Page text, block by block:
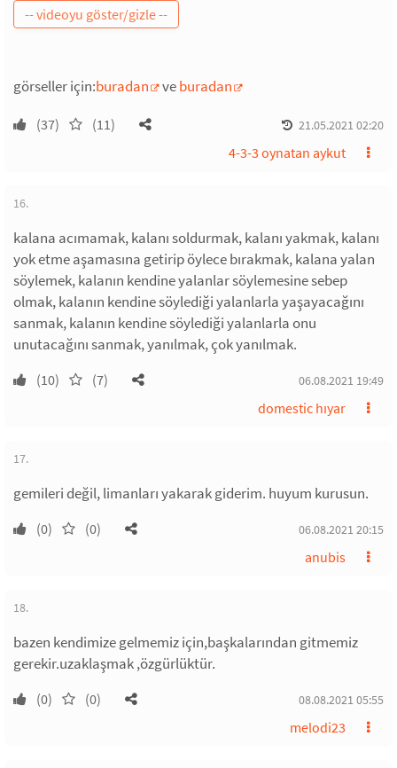
görseller için:buradan veburadan
(37) (11) 21.05.2021 02:20
4-3-3 oynatan aykut
16.
kalana acımamak, kalanı soldurmak, kalanı yakmak, kalanı
yok etme aşamasına getirip öylece bırakmak, kalana yalan
söylemek, kalanın kendine yalanlar söylemesine sebep
olmak, kalanın kendine söylediği yalanlarla yaşayacağını
sanmak, kalanın kendine söylediği yalanlarla onu
unutacağını sanmak, yanılmak, çok yanılmak.
(10) (7) 06.08.2021 19:49
domestic hıyar
17.
gemileri değil, limanları yakarak giderim. huyum kurusun.
(0) (0) 06.08.2021 20:15
anubis
18.
bazen kendimize gelmemiz için,başkalarından gitmemiz
gerekir.uzaklaşmak ,özgürlüktür.
(0) (0) 08.08.2021 05:55
melodi23